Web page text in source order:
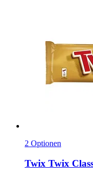
2 Optionen
Twix Twix